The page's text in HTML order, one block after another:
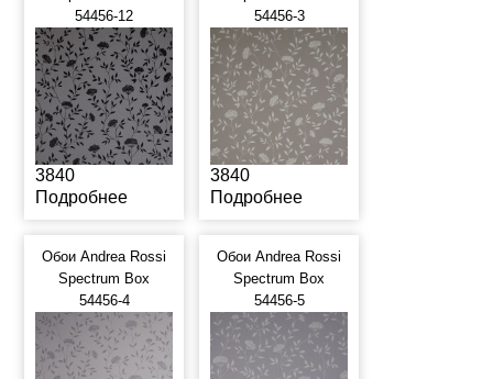
54456-12
3840
Подробнее
54456-3
3840
Подробнее
Обои Andrea Rossi
Spectrum Box
54456-4
Обои Andrea Rossi
Spectrum Box
54456-5